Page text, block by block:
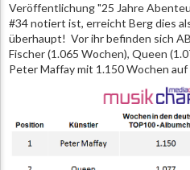
Veröffentlichung "25 Jahre
#34 notiert ist, erreicht Berg dies
überhaupt! Vor ihr befinden sich
Fischer (1.065 Wochen), Queen
Peter Maffay mit 1.150 Wochen auf